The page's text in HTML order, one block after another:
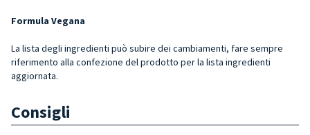
Formula Vegana
La lista degli ingredienti può subire dei cambiamenti, fare sempre
riferimento alla confezione del prodotto per la lista ingredienti
aggiornata.
Consigli